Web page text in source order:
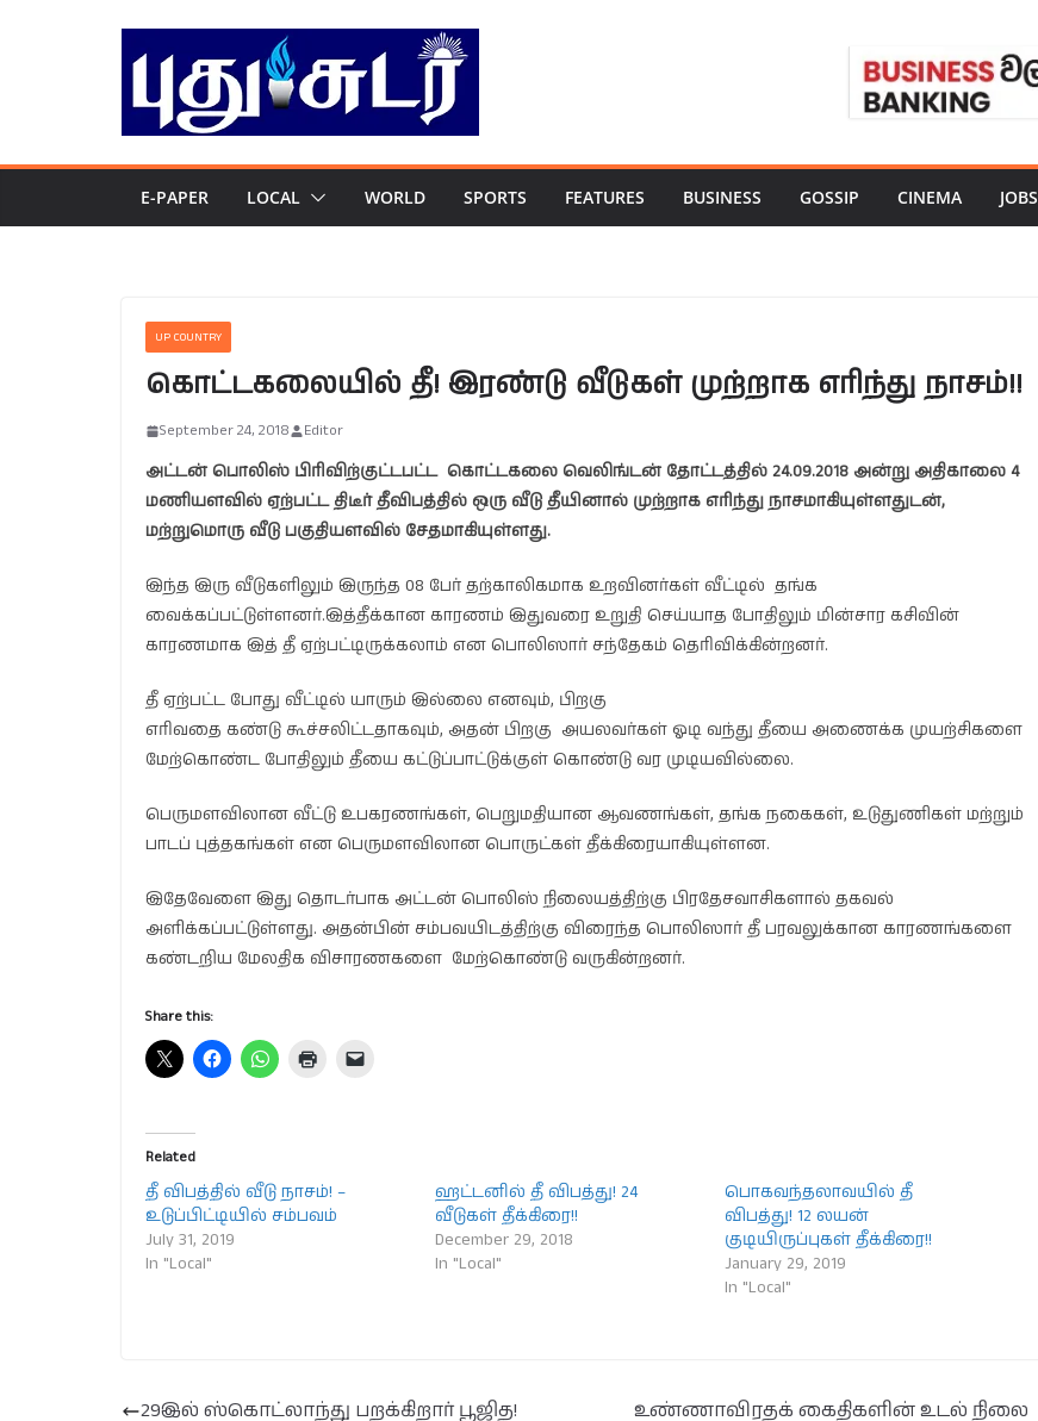
E-PAPER LOCAL WORLD SPORTS FEATURES BUSINESS GOSSIP CINEMA JOBS
UP COUNTRY
கொட்டகலையில் தீ! இரண்டு வீடுகள் முற்றாக எரிந்து நாசம்!!
September 24, 2018 Editor
அட்டன் பொலிஸ் பிரிவிற்குட்டபட்ட கொட்டகலை வெலிங்டன் தோட்டத்தில் 24.09.2018 அன்று அதிகாலை 4
மணியளவில் ஏற்பட்ட திடீர் தீவிபத்தில் ஒரு வீடு தீயினால் முற்றாக எரிந்து நாசமாகியுள்ளதுடன்,
மற்றுமொரு வீடு பகுதியளவில் சேதமாகியுள்ளது.
இந்த இரு வீடுகளிலும் இருந்த 08 பேர் தற்காலிகமாக உறவினர்கள் வீட்டில் தங்க
வைக்கப்பட்டுள்ளனர்.இத்தீக்கான காரணம் இதுவரை உறுதி செய்யாத போதிலும் மின்சார கசிவின்
காரணமாக இத் தீ ஏற்பட்டிருக்கலாம் என பொலிஸார் சந்தேகம் தெரிவிக்கின்றனர்.
தீ ஏற்பட்ட போது வீட்டில் யாரும் இல்லை எனவும், பிறகு
எரிவதை கண்டு கூச்சலிட்டதாகவும், அதன் பிறகு அயலவர்கள் ஓடி வந்து தீயை அணைக்க முயற்சிகளை
மேற்கொண்ட போதிலும் தீயை கட்டுப்பாட்டுக்குள் கொண்டு வர முடியவில்லை.
பெருமளவிலான வீட்டு உபகரணங்கள், பெறுமதியான ஆவணங்கள், தங்க நகைகள், உடுதுணிகள் மற்றும்
பாடப் புத்தகங்கள் என பெருமளவிலான பொருட்கள் தீக்கிரையாகியுள்ளன.
இதேவேளை இது தொடர்பாக அட்டன் பொலிஸ் நிலையத்திற்கு பிரதேசவாசிகளால் தகவல்
அளிக்கப்பட்டுள்ளது. அதன்பின் சம்பவயிடத்திற்கு விரைந்த பொலிஸார் தீ பரவலுக்கான காரணங்களை
கண்டறிய மேலதிக விசாரணகளை மேற்கொண்டு வருகின்றனர்.
Share this:
Related
தீ விபத்தில் வீடு நாசம்! –
உடுப்பிட்டியில் சம்பவம்
July 31, 2019
In "Local"
ஹட்டனில் தீ விபத்து! 24
வீடுகள் தீக்கிரை!!
December 29, 2018
In "Local"
பொகவந்தலாவயில் தீ
விபத்து! 12 லயன்
குடியிருப்புகள் தீக்கிரை!!
January 29, 2019
In "Local"
29இல் ஸ்கொட்லாந்து பறக்கிறார் பூஜித!
உண்ணாவிரதக் கைதிகளின் உடல் நிலை